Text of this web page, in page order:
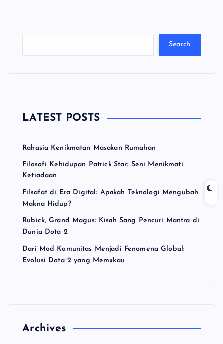
Search
LATEST POSTS
Rahasia Kenikmatan Masakan Rumahan
Filosofi Kehidupan Patrick Star: Seni Menikmati
Ketiadaan
Filsafat di Era Digital: Apakah Teknologi Mengubah
Makna Hidup?
Rubick, Grand Magus: Kisah Sang Pencuri Mantra di
Dunia Dota 2
Dari Mod Komunitas Menjadi Fenomena Global:
Evolusi Dota 2 yang Memukau
Archives